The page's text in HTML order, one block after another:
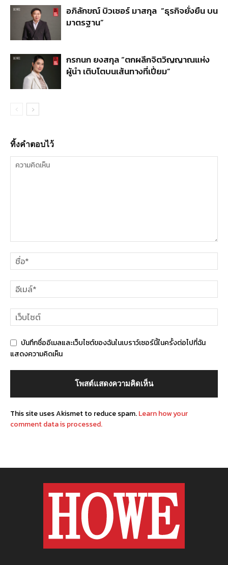
อภิลักขณ์ บิวเซอร์ มาสกุล “ธุรกิจยั่งยืน บน
มาตรฐาน”
กรกนก ยงสกุล “ตกผลึกจิตวิญญาณแห่ง
ผู้นำ เติบโตบนเส้นทางที่เปี่ยม”
ทิ้งคำตอบไว้
บันทึกชื่ออีเมลและเว็บไซต์ของฉันในเบราว์เซอร์นี้ในครั้งต่อไปที่ฉัน
แสดงความคิดเห็น
This site uses Akismet to reduce spam.Learn how your
comment data is processed.